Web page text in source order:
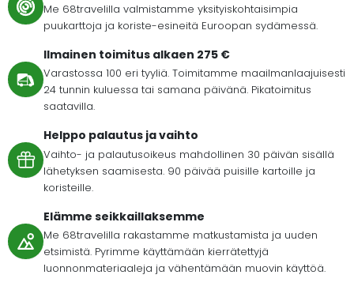
Me 68travelilla valmistamme yksityiskohtaisimpia
puukarttoja ja koriste-esineitä Euroopan sydämessä.
Ilmainen toimitus alkaen 275 €
Varastossa 100 eri tyyliä. Toimitamme maailmanlaajuisesti
24 tunnin kuluessa tai samana päivänä. Pikatoimitus
saatavilla.
Helppo palautus ja vaihto
Vaihto- ja palautusoikeus mahdollinen 30 päivän sisällä
lähetyksen saamisesta. 90 päivää puisille kartoille ja
koristeille.
Elämme seikkaillaksemme
Me 68travelilla rakastamme matkustamista ja uuden
etsimistä. Pyrimme käyttämään kierrätettyjä
luonnonmateriaaleja ja vähentämään muovin käyttöä.